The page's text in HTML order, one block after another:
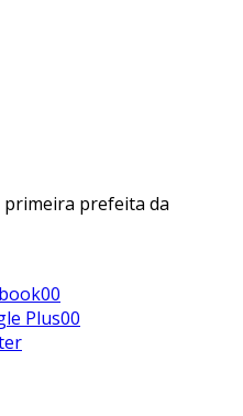
00
00